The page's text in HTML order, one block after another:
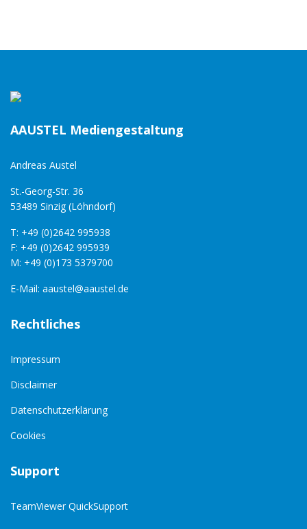
AAUSTEL Mediengestaltung
Andreas Austel
St.-Georg-Str. 36
53489 Sinzig (Löhndorf)
T: +49 (0)2642 995938
F: +49 (0)2642 995939
M: +49 (0)173 5379700
E-Mail: aaustel@aaustel.de
Rechtliches
Impressum
Disclaimer
Datenschutzerklärung
Cookies
Support
TeamViewer QuickSupport